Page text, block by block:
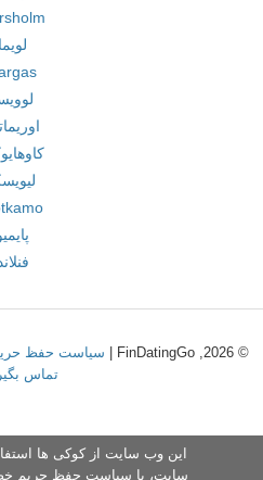
لویما
فنلاند
© 2026, FinDatingGo | سیاست حفظ
تماس
این وب سایت از کوکی ها
سایت، با سیاست حفظ حریم